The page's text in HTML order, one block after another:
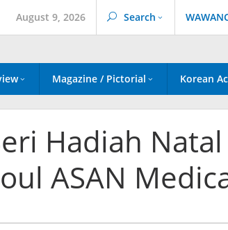
August 9, 2026 Search
Magazine / Pictorial Korean
Hadiah
ASAN